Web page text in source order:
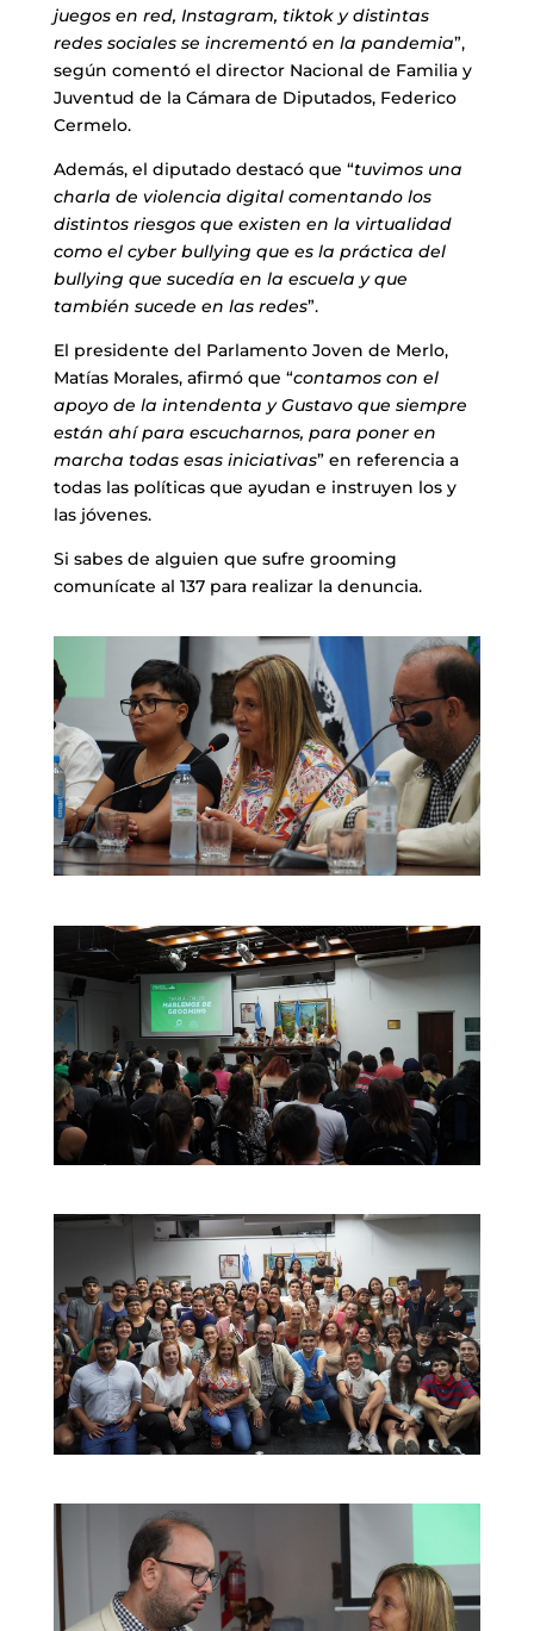
juegos en red, Instagram, tiktok y distintas
redes sociales se incrementó en la pandemia”,
según comentó el director Nacional de Familia y
Juventud de la Cámara de Diputados, Federico
Cermelo.
Además, el diputado destacó que “tuvimos una
charla de violencia digital comentando los
distintos riesgos que existen en la virtualidad
como el cyber bullying que es la práctica del
bullying que sucedía en la escuela y que
también sucede en las redes”.
El presidente del Parlamento Joven de Merlo,
Matías Morales, afirmó que “contamos con el
apoyo de la intendenta y Gustavo que siempre
están ahí para escucharnos, para poner en
marcha todas esas iniciativas” en referencia a
todas las políticas que ayudan e instruyen los y
las jóvenes.
Si sabes de alguien que sufre grooming
comunícate al 137 para realizar la denuncia.